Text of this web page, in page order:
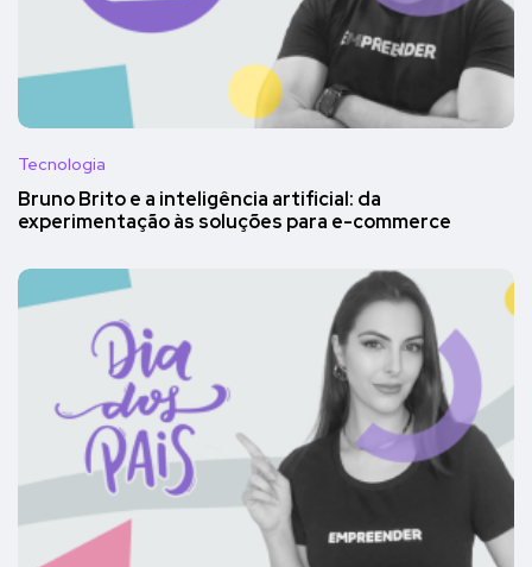
Tecnologia
Bruno Brito e a inteligência artificial: da
experimentação às soluções para e-commerce